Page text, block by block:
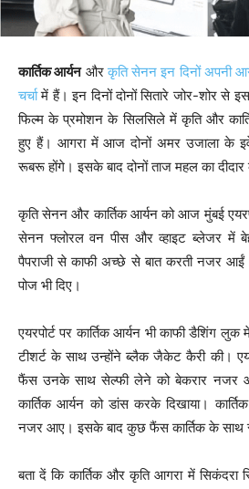
कार्तिक आर्यनऔरकृति सेनन इन दिनों अपनी
चर्चामें हैं। इन दिनों दोनों सितारे जोर-शोर से
फिल्म के प्रमोशन के सिलसिले में कृति और
हुए हैं। आगरा में आज दोनों अमर उजाला के
रूबरू होंगे। इसके बाद दोनों ताज महल का
कृति सेनन और कार्तिक आर्यन को आज मुंबई
सेनन फ्लोरल वन पीस और व्हाइट ब्लेजर
पैपराजी से काफी अच्छे से बात करती नजर
पोज भी दिए।
एयरपोर्ट पर कार्तिक आर्यन भी काफी डैशिंग
टीशर्ट के साथ उन्होंने ब्लैक जैकेट कैरी की।
फैंस उनके साथ सेल्फी लेने को बेकरार नजर
कार्तिक आर्यन को डांस करके दिखाया।
नजर आए। इसके बाद कुछ फैंस कार्तिक के
बता दें कि कार्तिक और कृति आगरा में सिकंदरा